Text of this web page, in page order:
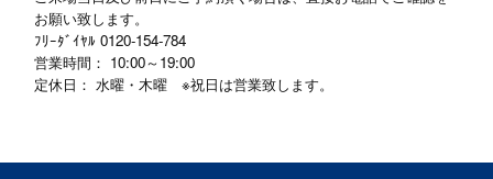
お願い致します。
ﾌﾘｰﾀﾞｲﾔﾙ0120-154-784
営業時間： 10:00～19:00
定休日： 水曜・木曜 ※祝日は営業致します。